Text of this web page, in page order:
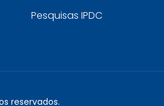
Pesquisas IPDC
reservados.